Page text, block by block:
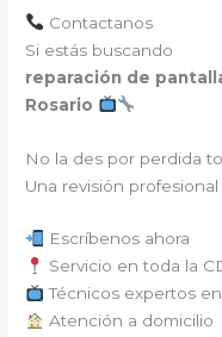
Contactanos
Si estás buscando
reparación de
Rosario
No la des por perdida
Una revisión
Escríbenos ahora
Servicio en toda la
Técnicos expertos
Atención a domicilio